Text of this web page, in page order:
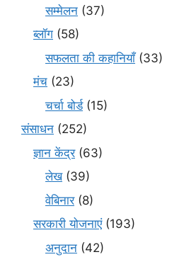
सम्मेलन (37)
ब्लॉग (58)
सफलता की कहानियाँ(33)
मंच (23)
चर्चा बोर्ड(15)
संसाधन (252)
ज्ञान केंद्र(63)
लेख(39)
वेबिनार(8)
सरकारी योजनाएं(193)
अनुदान (42)